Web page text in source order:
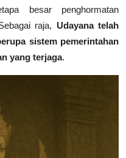
besar penghormatan
raja, Udayana telah
sistem pemerintahan
yang terjaga.